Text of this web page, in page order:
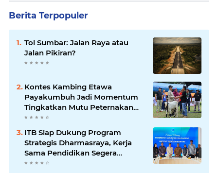
Berita Terpopuler
Tol Sumbar: Jalan Raya atau
Jalan Pikiran?
Kontes Kambing Etawa
Payakumbuh Jadi Momentum
Tingkatkan Mutu Peternakan
Lokal
ITB Siap Dukung Program
Strategis Dharmasraya, Kerja
Sama Pendidikan Segera
Difinalkan